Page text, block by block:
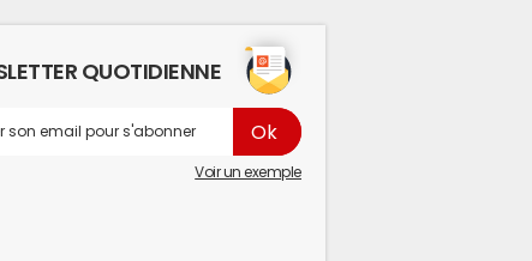
QUOTIDIENNE
Voir un exemple